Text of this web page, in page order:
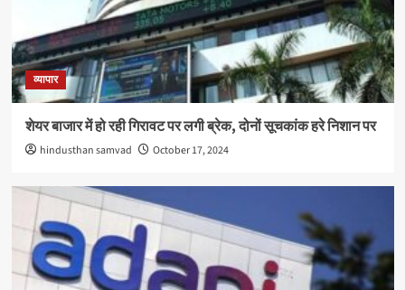
व्यापार
शेयर बाजार में हो रही गिरावट पर लगी ब्रेक, दोनों सूचकांक हरे निशान पर
hindusthan samvad October 17, 2024